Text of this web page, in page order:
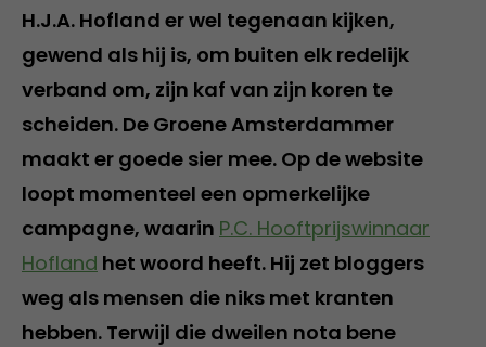
H.J.A. Hofland er wel tegenaan kijken,
gewend als hij is, om buiten elk redelijk
verband om, zijn kaf van zijn koren te
scheiden. De Groene Amsterdammer
maakt er goede sier mee. Op de website
loopt momenteel een opmerkelijke
campagne, waarin P.C. Hooftprijswinnaar
Hofland het woord heeft. Hij zet bloggers
weg als mensen die niks met kranten
hebben. Terwijl die dweilen nota bene